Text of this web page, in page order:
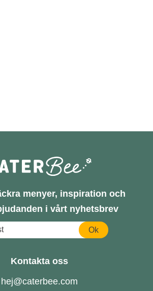
menyer, inspiration och
i vårt nyhetsbrev
Ok
Kontakta oss
hej@caterbee.com